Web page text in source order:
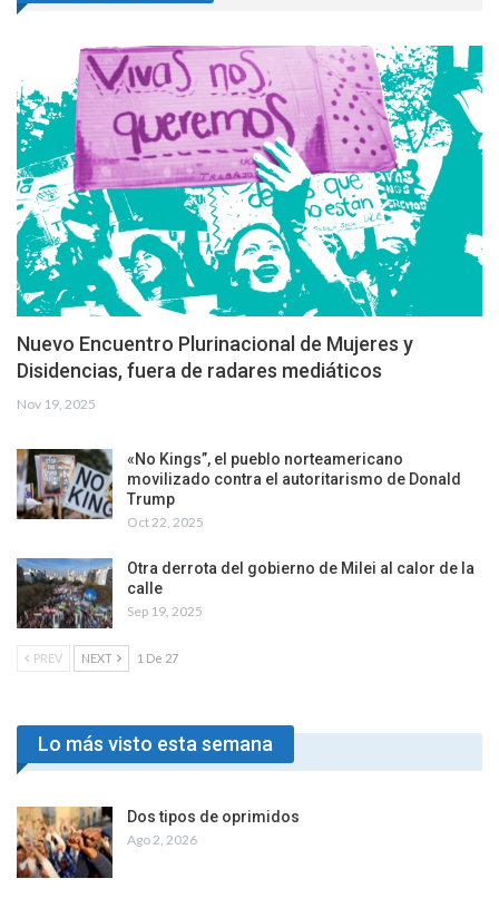
Nuevo Encuentro Plurinacional de Mujeres y
Disidencias, fuera de radares mediáticos
Nov 19, 2025
«No Kings”, el pueblo norteamericano
movilizado contra el autoritarismo de Donald
Trump
Oct 22, 2025
Otra derrota del gobierno de Milei al calor de la
calle
Sep 19, 2025
PREV NEXT 1 De 27
Lo más visto esta semana
Dos tipos de oprimidos
Ago 2, 2026